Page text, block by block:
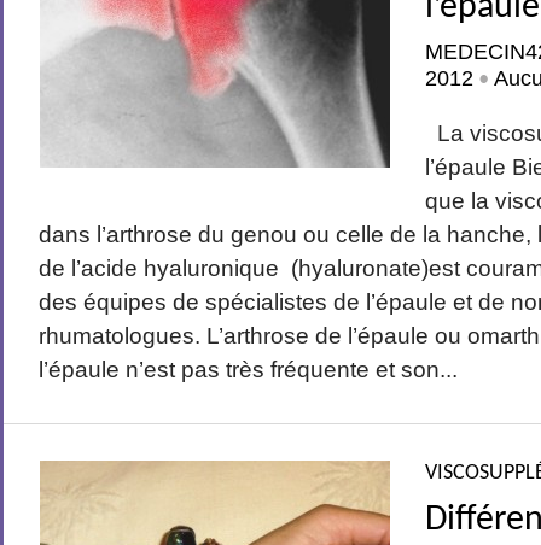
2012 •
La
l’épaule
que la
dans l’arthrose du genou ou celle de la hanche,
de l’acide hyaluronique (hyaluronate)est
des équipes de spécialistes de l’épaule et de
rhumatologues. L’arthrose de l’épaule ou
l’épaule n’est pas très fréquente et son...